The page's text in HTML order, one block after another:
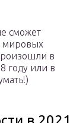
сможет
мировых
в
году или в